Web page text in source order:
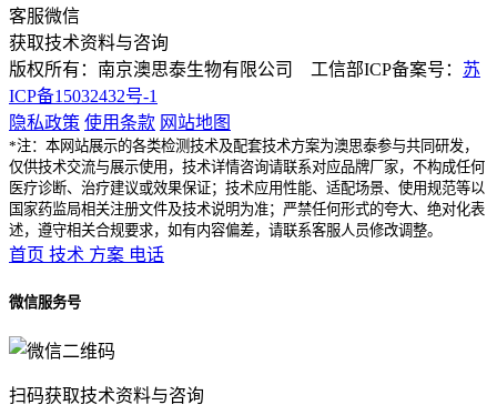
客服微信
获取技术资料与咨询
版权所有：南京澳思泰生物有限公司 工信部ICP备案号： 苏
ICP备15032432号-1
隐私政策 使用条款 网站地图
*注：本网站展示的各类检测技术及配套技术方案为澳思泰参与共同研发，
仅供技术交流与展示使用，技术详情咨询请联系对应品牌厂家，不构成任何
医疗诊断、治疗建议或效果保证；技术应用性能、适配场景、使用规范等以
国家药监局相关注册文件及技术说明为准；严禁任何形式的夸大、绝对化表
述，遵守相关合规要求，如有内容偏差，请联系客服人员修改调整。
首页 技术 方案 电话
微信服务号
扫码获取技术资料与咨询